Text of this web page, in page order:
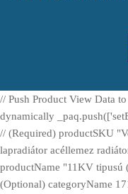
// Push Product View Data
dynamically
// (Required) productSKU
lapradiátor acéllemez
productName "11KV tipusú
(Optional) categoryName